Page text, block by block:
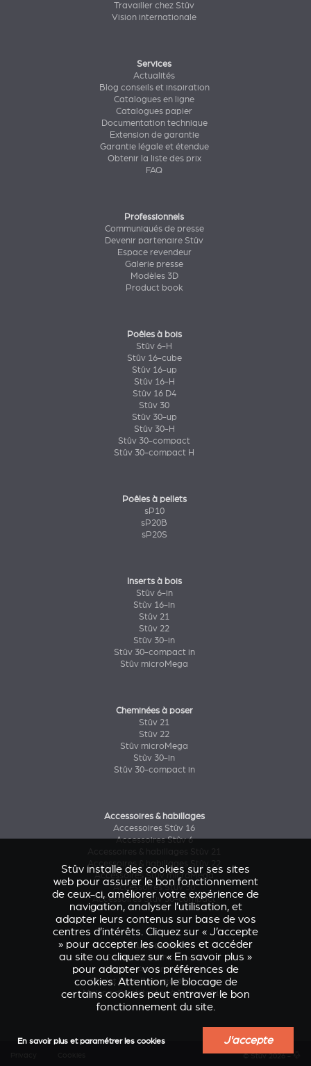
Travailler chez Stûv
Vision internationale
Services
Actualités
Blog conseils et inspiration
Catalogues en ligne
Catalogues papier
Documentation technique
Extension de garantie
Garantie légale et étendue
Obtenir la liste des prix
FAQ
Professionnels
Communiqués de presse
Devenir partenaire Stûv
Espace revendeur
Galerie presse
Modèles 3D
Product book
Poêles à bois
Stûv 6-H
Stûv 16-cube
Stûv 16-up
Stûv 16-H
Stûv 16 D4
Stûv 30
Stûv 30-up
Stûv 30-H
Stûv 30-compact
Stûv 30-compact H
Poêles à pellets
sP10
sP20B
sP20S
Inserts à bois
Stûv 6-in
Stûv 16-in
Stûv 21
Stûv 22
Stûv 30-in
Stûv 30-compact in
Stûv microMega
Cheminées à poser
Stûv 21
Stûv 22
Stûv microMega
Stûv 30-in
Stûv 30-compact in
Accessoires & habillages
Accessoires Stûv 16
Accessoires Stûv 6
Accessoires & habillages Stûv 22
Accessoires Stûv microMega
Accessoires Stûv 30
Accessoires Stûv 30-compact
Étude de cas
Caresse d'Avenir (Stûv 22)
Maison Astronef(Stûv 21)
Chalet Pics-Bois(Stûv 30 compact)
Maison d’architectes à Nîmes(sP10)
© Stûv 2026 -a
Stûv installe des cookies sur ses sites
web pour assurer le bon fonctionnement
de ceux-ci, améliorer votre expérience de
navigation, analyser l’utilisation, et
adapter leurs contenus sur base de vos
centres d’intérêts. Cliquez sur « J’accepte
» pour accepter les cookies et accéder
au site ou cliquez sur « En savoir plus »
pour adapter vos préférences de
cookies. Attention, le blocage de
certains cookies peut entraver le bon
fonctionnement du site.
En savoir plus et paramétrer les cookies J'accepte